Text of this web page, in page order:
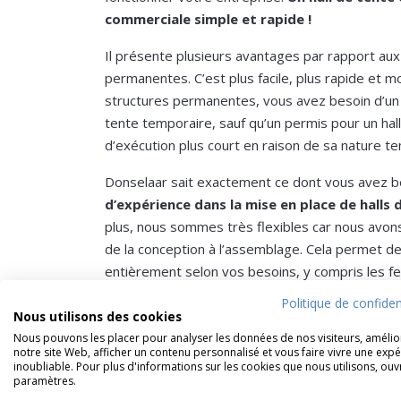
commerciale simple et rapide !
Il présente plusieurs avantages par rapport
permanentes. C’est plus facile, plus rapide et
structures permanentes, vous avez besoin
tente temporaire, sauf qu’un permis pour un
d’exécution plus court en raison de sa nature
Donselaar sait exactement ce dont vous avez
d’expérience dans la mise en place de
plus, nous sommes très flexibles car nous
de la conception à l’assemblage. Cela permet
entièrement selon vos besoins, y compris les
Qu’est-ce que tu attends? Consultez nos
à développer votre entreprise !
Politique de
Nous utilisons des cookies
Nous pouvons les placer pour analyser les données de nos visiteurs,
notre site Web, afficher un contenu personnalisé et vous faire vivre une
inoubliable. Pour plus d'informations sur les cookies que nous utilisons,
paramètres.